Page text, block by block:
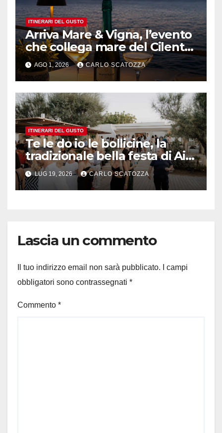
ITINERARI DEL GUSTO
Arriva Mare & Vigna, l’evento
che collega mare del Cilento
e vini irpini
AGO 1, 2026 CARLO SCATOZZA
ITINERARI DEL GUSTO
Te le do io le bollicine, la
tradizionale bella festa di Ais
Napoli
LUG 19, 2026 CARLO SCATOZZA
Lascia un commento
Il tuo indirizzo email non sarà pubblicato.
I campi
obbligatori sono contrassegnati *
Commento *